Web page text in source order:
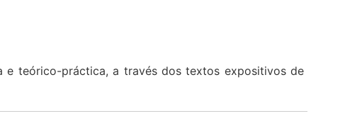
e teórico-práctica, a través dos textos expositivos de